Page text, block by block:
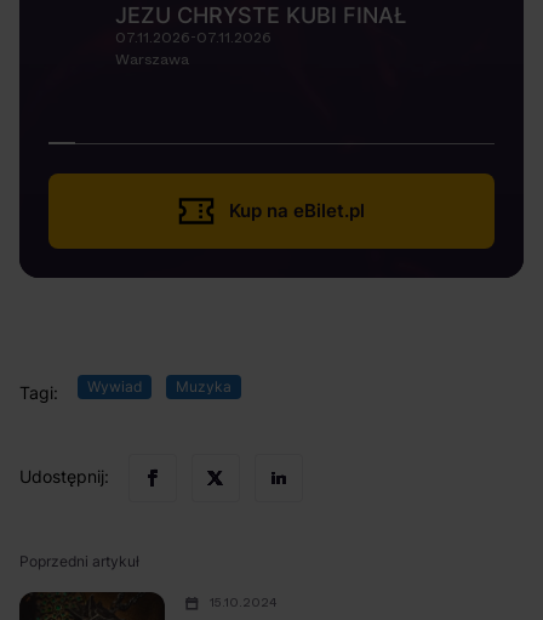
JEZU CHRYSTE KUBI FINAŁ
07.11.2026-07.11.2026
Warszawa
Kup na eBilet.pl
Tagi: Wywiad Muzyka
Udostępnij:
Poprzedni artykuł
15.10.2024